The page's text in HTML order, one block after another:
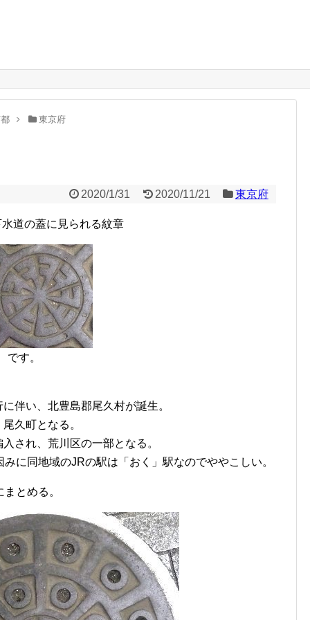
東京府
2020/1/31 2020/11/21 東京府
道の蓋に見られる紋章
です。
伴い、北豊島郡尾久村が誕生。
久町となる。
され、荒川区の一部となる。
に同地域のJRの駅は「おく」駅なのでややこしい。
とめる。